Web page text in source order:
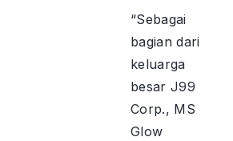
“Sebagai
bagian dari
keluarga
besar J99
Corp., MS
Glow